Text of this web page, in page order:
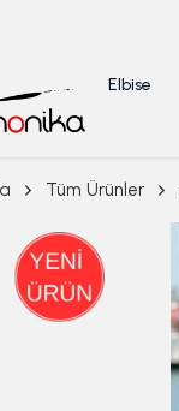
Elbise
Tüm Ürünler